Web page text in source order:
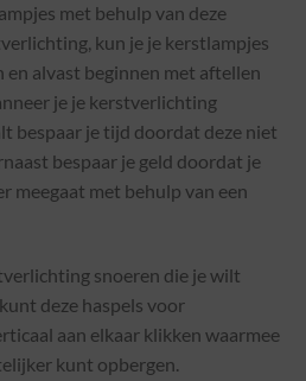
met behulp van deze
kun je je kerstlampjes
alvast beginnen met aftellen
je je kerstverlichting
bespaar je tijd doordat deze niet
bespaar je geld doordat je
meegaat met behulp van een
snoeren die je wilt
deze haspels voor
aan elkaar klikken waarmee
kunt opbergen.